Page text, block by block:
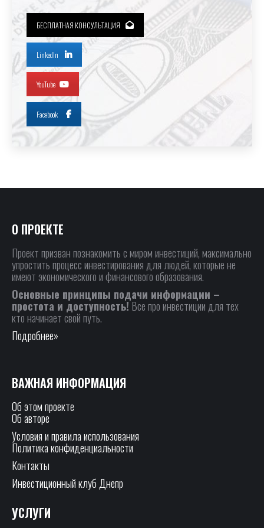
БЕСПЛАТНАЯ КОНСУЛЬТАЦИЯ
LinkedIn
YouTube
Facebook
О ПРОЕКТЕ
Проект призван познакомить с миром инвестиций, максимально
упростить процесс инвестирования для людей, которые не
имеют экономического и финансового образования.
Основные принципы подачи информации –
простота и доступность!Все про инвестиции для тех
кто начинает свой путь.
Подробнее»
ВАЖНАЯ ИНФОРМАЦИЯ
Об этом проекте
Об авторе
Условия и правила использования
Политика конфиденциальности
Контакты
Инвестиционный клуб Днепр
УСЛУГИ